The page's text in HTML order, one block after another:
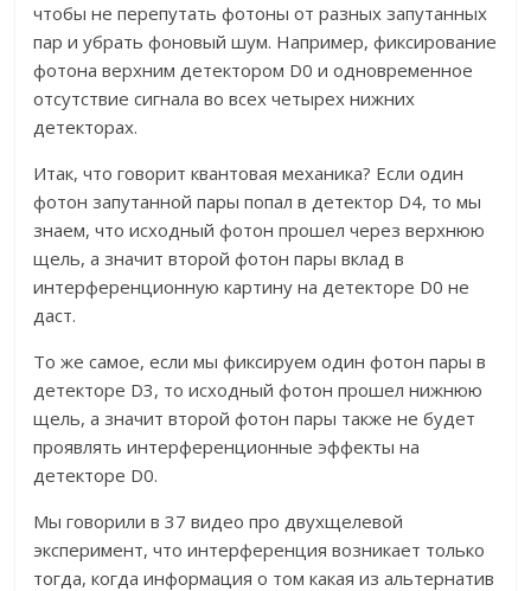
чтобы не перепутать фотоны от разных запутанных
пар и убрать фоновый шум. Например, фиксирование
фотона верхним детектором D0 и одновременное
отсутствие сигнала во всех четырех нижних
детекторах.
Итак, что говорит квантовая механика? Если один
фотон запутанной пары попал в детектор D4, то мы
знаем, что исходный фотон прошел через верхнюю
щель, а значит второй фотон пары вклад в
интерференционную картину на детекторе D0 не
даст.
То же самое, если мы фиксируем один фотон пары в
детекторе D3, то исходный фотон прошел нижнюю
щель, а значит второй фотон пары также не будет
проявлять интерференционные эффекты на
детекторе D0.
Мы говорили в 37 видео про двухщелевой
эксперимент, что интерференция возникает только
тогда, когда информация о том какая из альтернатив